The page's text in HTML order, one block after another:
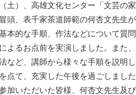
土）、高雄文化センター「文芸の
頭、表千家茶道師範の何杏文先生
本的な手順、作法などについて質
よるお点前を実演しました。また
など、講師から様々な手順を説明
点て、充実した午後を過ごしました
加いただいた皆様、何杏文先生及